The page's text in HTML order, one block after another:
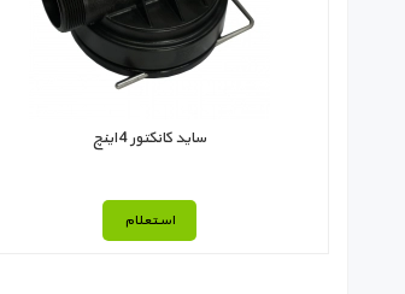
ساید کانکتور 4 اینچ
استعلام